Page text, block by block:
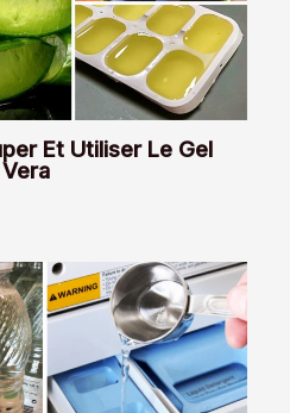
Et Utiliser Le Gel
Vera